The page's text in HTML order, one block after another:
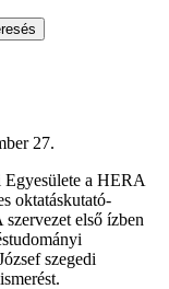
27.
a HERA
oktatáskutató-
első ízben
szegedi